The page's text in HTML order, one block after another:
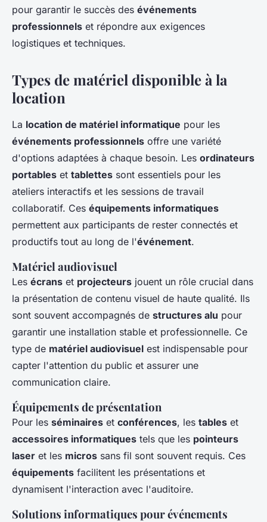
pour garantir le succès des événements
professionnels et répondre aux exigences
logistiques et techniques.
Types de matériel disponible à la
location
La location de matériel informatique pour les
événements professionnels offre une variété
d'options adaptées à chaque besoin. Les ordinateurs
portables et tablettes sont essentiels pour les
ateliers interactifs et les sessions de travail
collaboratif. Ces équipements informatiques
permettent aux participants de rester connectés et
productifs tout au long de l'événement.
Matériel audiovisuel
Les écrans et projecteurs jouent un rôle crucial dans
la présentation de contenu visuel de haute qualité. Ils
sont souvent accompagnés de structures alu pour
garantir une installation stable et professionnelle. Ce
type de matériel audiovisuel est indispensable pour
capter l'attention du public et assurer une
communication claire.
Équipements de présentation
Pour les séminaires et conférences, les tables et
accessoires informatiques tels que les pointeurs
laser et les micros sans fil sont souvent requis. Ces
équipements facilitent les présentations et
dynamisent l'interaction avec l'auditoire.
Solutions informatiques pour événements